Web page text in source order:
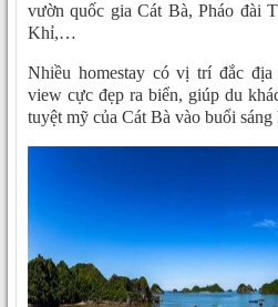
vườn quốc gia Cát Bà, Pháo đài
Khỉ,…
Nhiều homestay có vị trí đắc
view cực đẹp ra biển, giúp du
tuyệt mỹ của Cát Bà vào buổi sáng